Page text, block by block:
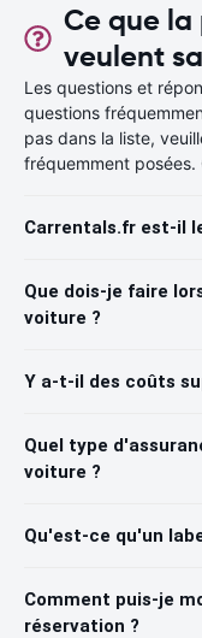
Ce que
veulent
Les questions et
questions
pas dans la liste,
fréquemment
Carrentals.fr est-il
Que dois-je faire
voiture ?
Y a-t-il des coûts
Quel type
voiture ?
Qu'est-ce qu'un
Comment puis-je
réservation ?